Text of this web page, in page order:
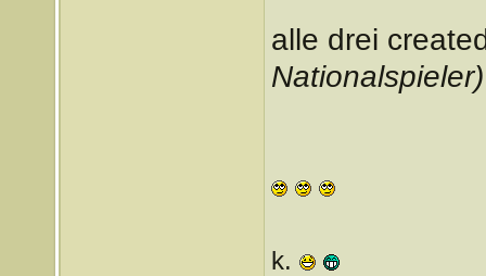
alle drei
Nationalspieler)
k.